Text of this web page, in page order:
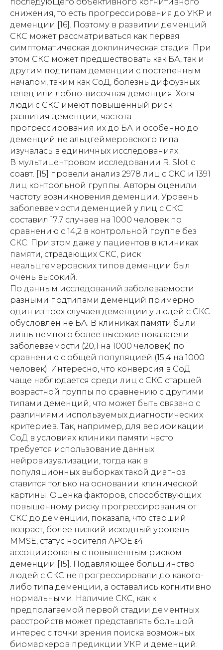
снижения, то есть прогрессирования до УКР и
деменции [16]. Поэтому в развитии деменций
СКС может рассматриваться как первая
симптоматическая доклиническая стадия. При
этом СКС может предшествовать как БА, так и
другим подтипам деменции с постепенным
началом, таким как СоД, болезнь диффузных
телец или лобно-височная деменция. Хотя
люди с СКС имеют повышенный риск
развития деменции, частота
прогрессирования их до БА и особенно до
деменций не альцгеймеровского типа
изучалась в единичных исследованиях.
В мультицентровом исследовании R. Slot с
соавт. [15] провели анализ 2978 лиц с СКС и 1391
лиц контрольной группы. Авторы оценили
частоту возникновения деменции. Уровень
заболеваемости деменцией у лиц с СКС
составил 17,7 случаев на 1000 человек по
сравнению с 14,2 в контрольной группе без
СКС. При этом даже у пациентов в клиниках
памяти, страдающих СКС, риск
неальцгемеровских типов деменции был
очень высокий.
По данным исследований заболеваемости
разными подтипами деменций примерно
один из трех случаев деменции у людей с СКС
обусловлен не БА. В клиниках памяти были
лишь немного более высокие показатели
заболеваемости (20,1 на 1000 человек) по
сравнению с общей популяцией (15,4 на 1000
человек). Интересно, что конверсия в СоД
чаще наблюдается среди лиц с СКС старшей
возрастной группы по сравнению с другими
типами деменций, что может быть связано с
различиями используемых диагностических
критериев. Так, например, для верификации
СоД в условиях клиники памяти часто
требуется использование данных
нейровизуализации, тогда как в
популяционных выборках такой диагноз
ставится только на основании клинической
картины. Оценка факторов, способствующих
повышенному риску прогрессирования от
СКС до деменции, показала, что старший
возраст, более низкий исходный уровень
MMSE, статус носителя APOE ε4
ассоциированы с повышенным риском
деменции [15]. Подавляющее большинство
людей с СКС не прогрессировали до какого-
либо типа деменции, а оставались когнитивно
нормальными. Наличие СКС, как к
предполагаемой первой стадии дементных
расстройств может представлять большой
интерес с точки зрения поиска возможных
биомаркеров предикции УКР и деменций.